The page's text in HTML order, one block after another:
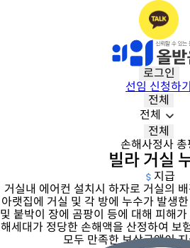
로그인
선임 신청하기
전체
전체
전체
손해사정사 총
빌라 거실
지급
거실내 에어컨 설치시 하자로 거실의
아랫집에 거실 및 각 방에 누수가 발생
및 붙박이 장에 곰팡이 등에 대해 피해
해세대가 정당한 손해액을 산정하여 보
모두 만족한 보상금액이